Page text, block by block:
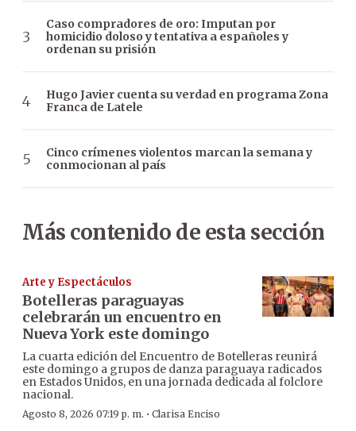
Caso compradores de oro: Imputan por
homicidio doloso y tentativa a españoles y
ordenan su prisión
Hugo Javier cuenta su verdad en programa Zona
Franca de Latele
Cinco crímenes violentos marcan la semana y
conmocionan al país
Más contenido de esta sección
Arte y Espectáculos
Botelleras paraguayas
celebrarán un encuentro en
Nueva York este domingo
La cuarta edición del Encuentro de Botelleras reunirá
este domingo a grupos de danza paraguaya radicados
en Estados Unidos, en una jornada dedicada al folclore
nacional.
Agosto 8, 2026 07:19 p. m. · Clarisa Enciso